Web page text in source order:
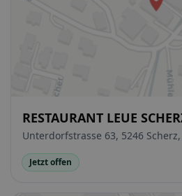
RESTAURANT LEUE
Linden
Unterdorfstrasse 63, 5246
Jetzt offen